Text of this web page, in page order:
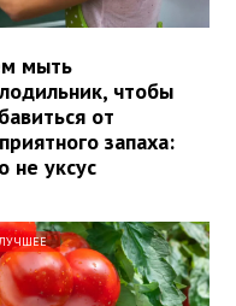
мыть
чтобы
от
запаха:
не уксус